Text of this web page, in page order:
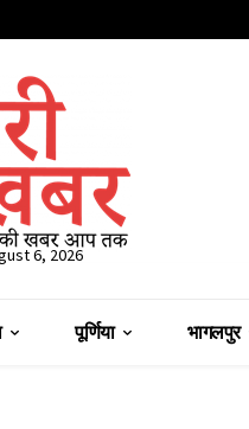
6, 2026
पूर्णिया भागलपुर